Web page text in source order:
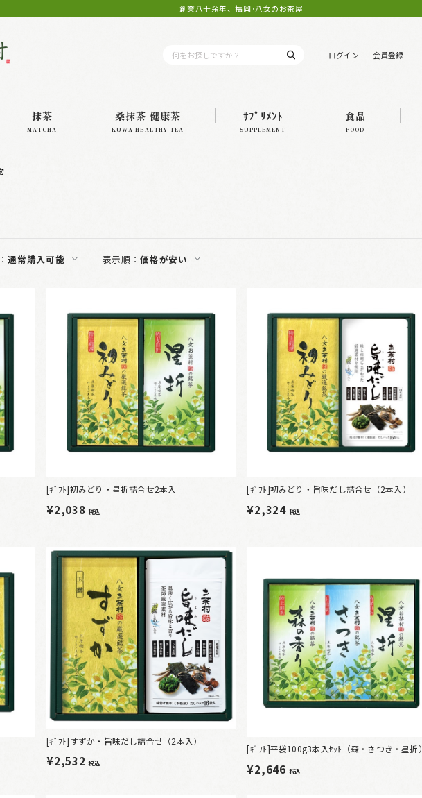
創業八十余年、福岡･八女のお茶屋
ログイン 会員登録
抹茶
MATCHA
桑抹茶 健康茶
KUWA HEALTHY TEA
ｻﾌﾟﾘﾒﾝﾄ
SUPPLEMENT
食品
FOOD
通常購入可能 表示順：価格が安い
[ｷﾞﾌﾄ]初みどり・星折詰合せ2本入
¥2,038税込
[ｷﾞﾌﾄ]初みどり・旨味だし詰合せ（2本入）
¥2,324 税込
[ｷﾞﾌﾄ]すずか・旨味だし詰合せ（2本入）
¥2,532税込
[ｷﾞﾌﾄ]平袋100g3本入ｾｯﾄ（森・さつき・星折）
¥2,646 税込